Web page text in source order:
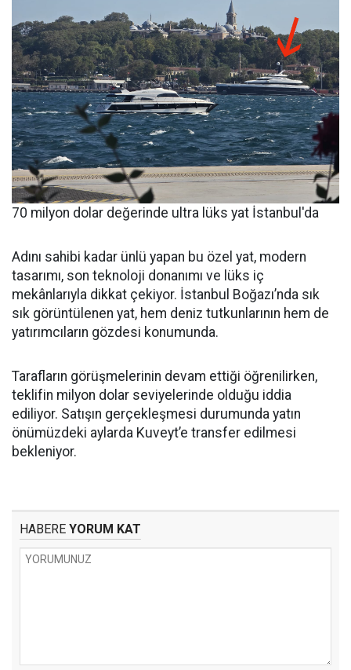
70 milyon dolar değerinde ultra lüks yat İstanbul'da
Adını sahibi kadar ünlü yapan bu özel yat, modern
tasarımı, son teknoloji donanımı ve lüks iç
mekânlarıyla dikkat çekiyor. İstanbul Boğazı’nda sık
sık görüntülenen yat, hem deniz tutkunlarının hem de
yatırımcıların gözdesi konumunda.
Tarafların görüşmelerinin devam ettiği öğrenilirken,
teklifin milyon dolar seviyelerinde olduğu iddia
ediliyor. Satışın gerçekleşmesi durumunda yatın
önümüzdeki aylarda Kuveyt’e transfer edilmesi
bekleniyor.
HABERE YORUM KAT